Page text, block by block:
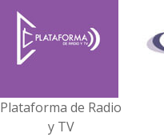
Plataforma de Radio
y TV